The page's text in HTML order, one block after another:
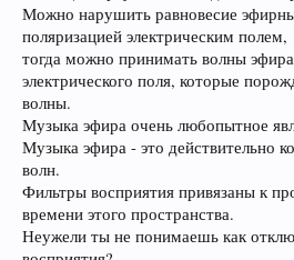
Можно нарушить равновесие
поляризацией электрическим полем,
тогда можно принимать волны эфира
электрического поля, которые
волны.
Музыка эфира очень любопытное
Музыка эфира - это действительно
волн.
Фильтры восприятия привязаны к
времени этого пространства.
Неужели ты не понимаешь как